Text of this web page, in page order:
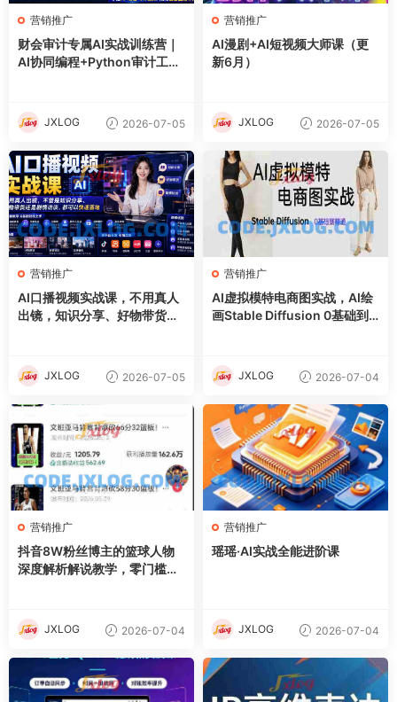
营销推广
财会审计专属AI实战训练营｜
AI协同编程+Python审计工具
JXLOG 2026-07-05
营销推广
AI漫剧+AI短视频大师课（更
新6月）
JXLOG 2026-07-05
营销推广
AI口播视频实战课，不用真人
出镜，知识分享、好物带货剧
JXLOG 2026-07-05
营销推广
AI虚拟模特电商图实战，AI绘
画Stable Diffusion 0基础到
JXLOG 2026-07-04
营销推广
抖音8W粉丝博主的篮球人物
深度解析解说教学，零门槛玩
JXLOG 2026-07-04
营销推广
瑶瑶·AI实战全能进阶课
JXLOG 2026-07-04